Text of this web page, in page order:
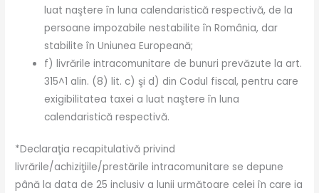
luat naştere în luna calendaristică respectivă, de la
persoane impozabile nestabilite în România, dar
stabilite în Uniunea Europeană;
f) livrările intracomunitare de bunuri prevăzute la art.
315^1 alin. (8) lit. c) şi d) din Codul fiscal, pentru care
exigibilitatea taxei a luat naştere în luna
calendaristică respectivă.
*Declaraţia recapitulativă privind
livrările/achiziţiile/prestările intracomunitare se depune
până la data de 25 inclusiv a lunii următoare celei în care ia